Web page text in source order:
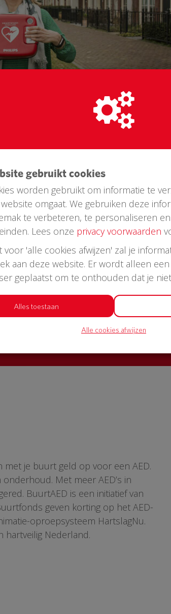
in jouw straat?
een AED + buitenkast met korting
met je buurt geld op voor een AED.
Met meer AED’s in
BuurtAED is een initiatief van
geven korting op het AED-
oproepsysteem HartslagNu.
hartveilig Nederland.
gebruikt cookies
worden gebruikt om informatie te
omgaat. We gebruiken deze
te verbeteren, te personaliseren
Lees onze privacy voorwaarden
voor 'alle cookies afwijzen' zal je
aan deze website. Er wordt alleen
geplaatst om te onthouden dat je
Alles toestaan
Alle cookies afwijzen